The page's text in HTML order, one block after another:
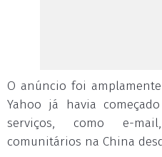
O anúncio foi
Yahoo já havia
serviços, como e-
comunitários na China